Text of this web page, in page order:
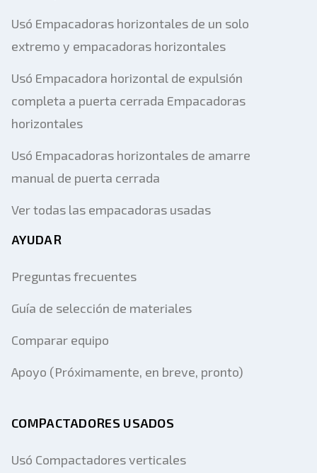
Usó Empacadoras horizontales de un solo
extremo y empacadoras horizontales
Usó Empacadora horizontal de expulsión
completa a puerta cerrada Empacadoras
horizontales
Usó Empacadoras horizontales de amarre
manual de puerta cerrada
Ver todas las empacadoras usadas
AYUDAR
Preguntas frecuentes
Guía de selección de materiales
Comparar equipo
Apoyo (Próximamente, en breve, pronto)
COMPACTADORES USADOS
Usó Compactadores verticales